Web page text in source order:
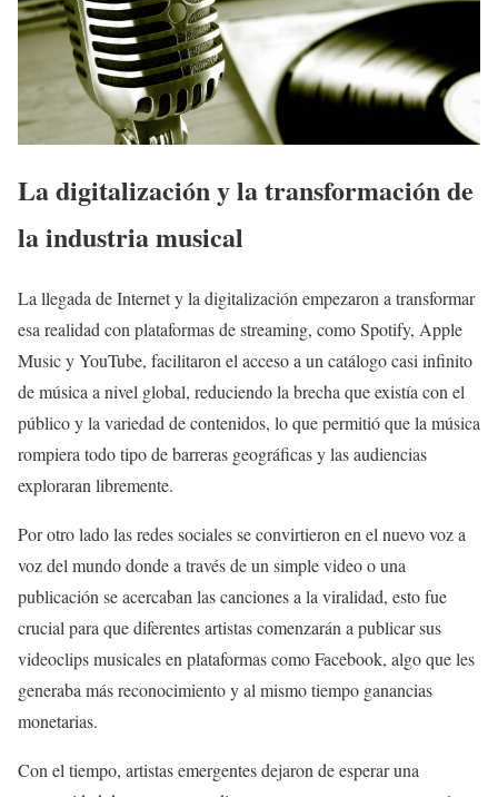
La digitalización y la transformación de
la industria musical
La llegada de Internet y la digitalización empezaron a transformar
esa realidad con plataformas de streaming, como Spotify, Apple
Music y YouTube, facilitaron el acceso a un catálogo casi infinito
de música a nivel global, reduciendo la brecha que existía con el
público y la variedad de contenidos, lo que permitió que la música
rompiera todo tipo de barreras geográficas y las audiencias
exploraran libremente.
Por otro lado las redes sociales se convirtieron en el nuevo voz a
voz del mundo donde a través de un simple video o una
publicación se acercaban las canciones a la viralidad, esto fue
crucial para que diferentes artistas comenzarán a publicar sus
videoclips musicales en plataformas como Facebook, algo que les
generaba más reconocimiento y al mismo tiempo ganancias
monetarias.
Con el tiempo, artistas emergentes dejaron de esperar una